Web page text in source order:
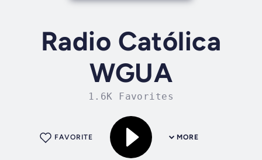
Radio Católica
WGUA
1.6K Favorites
MORE
FAVORITE